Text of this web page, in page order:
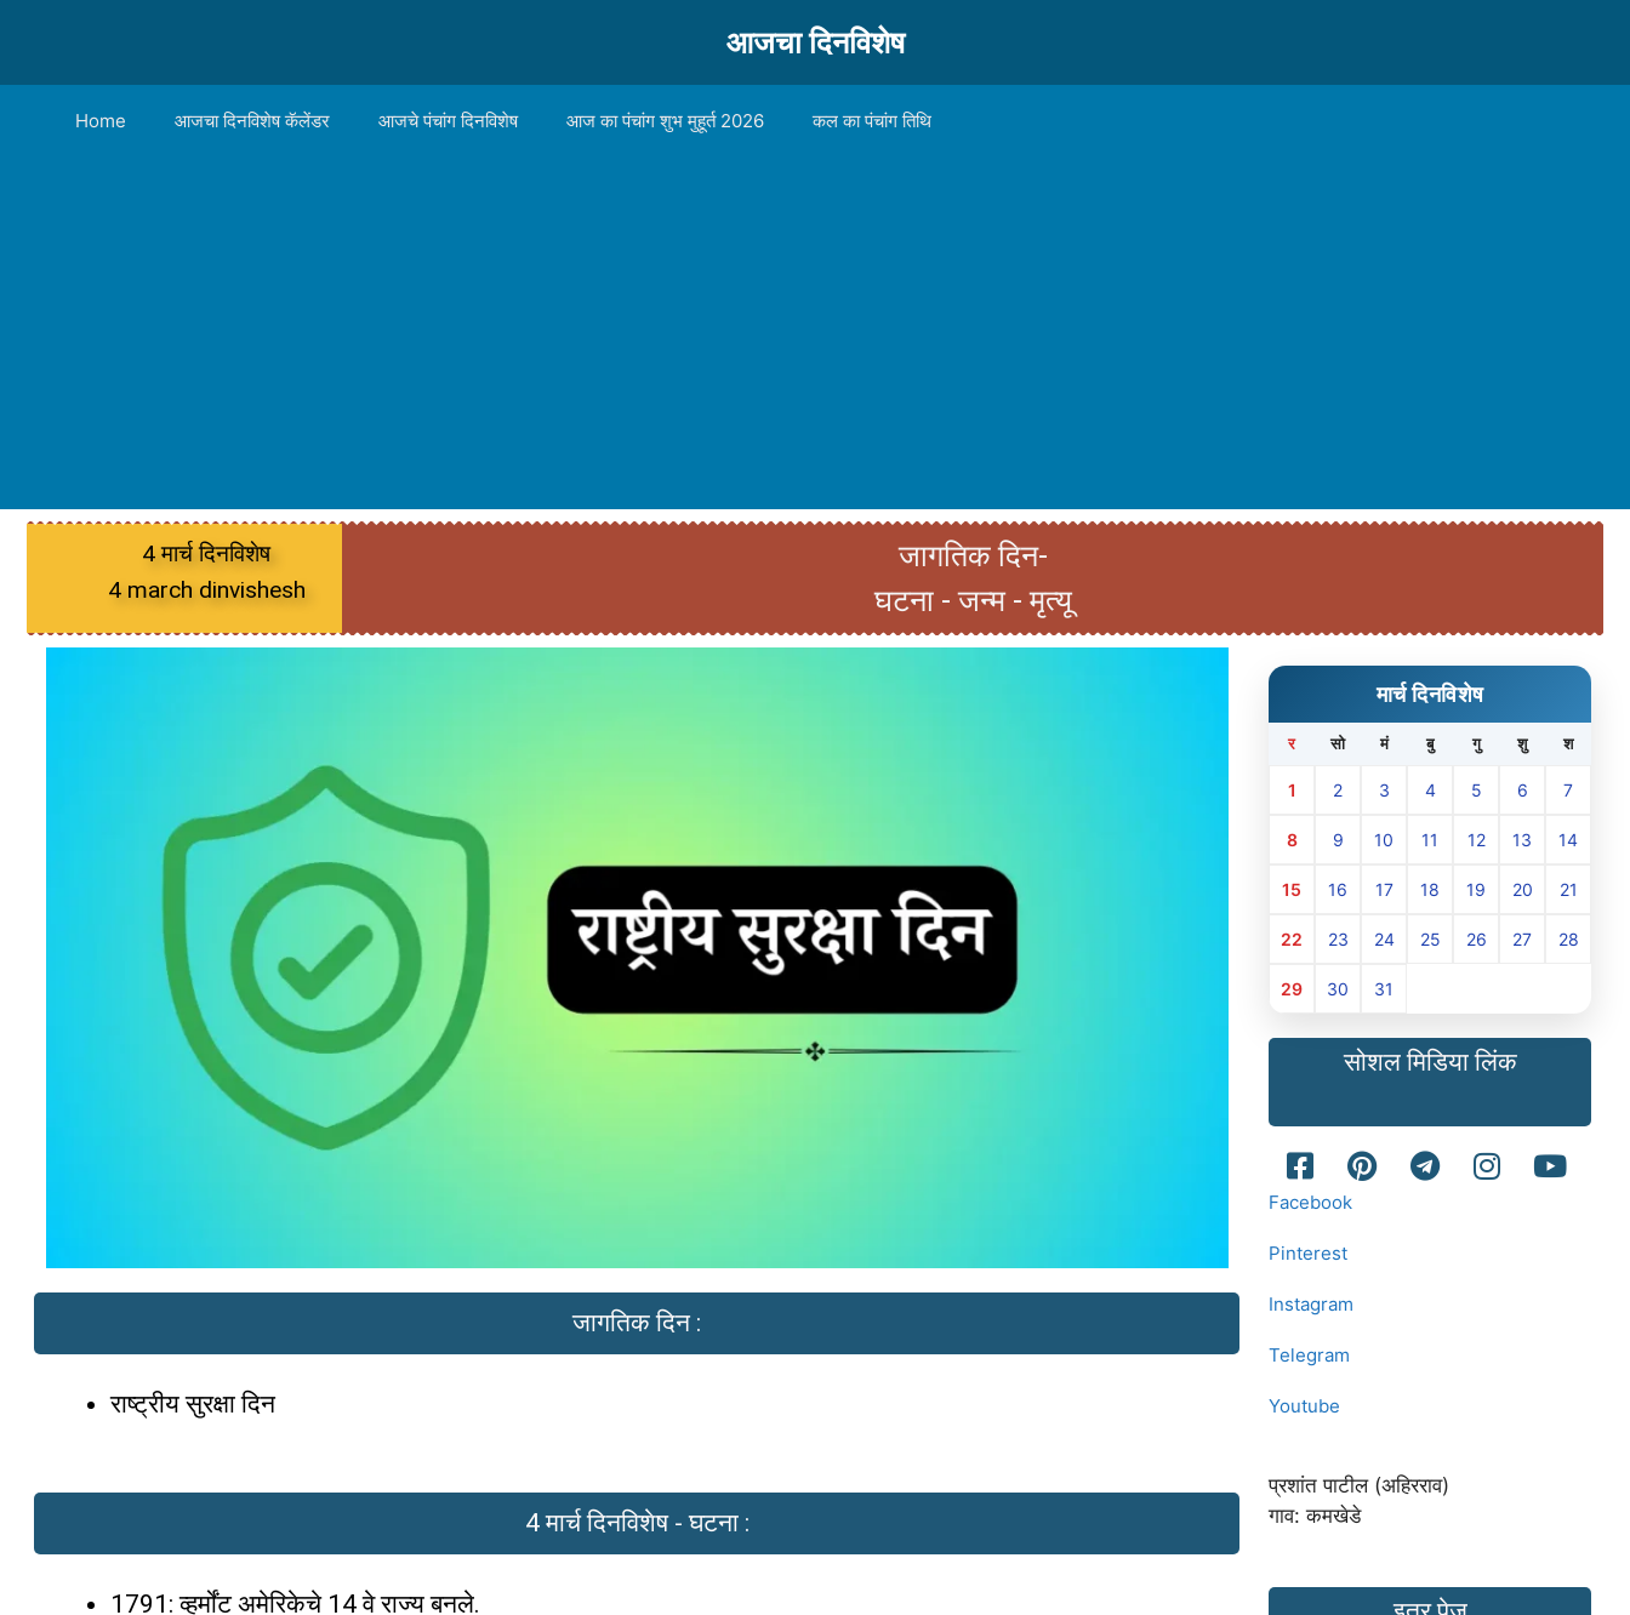
आजचा दिनविशेष
Home आजचा दिनविशेष कॅलेंडर आजचे पंचांग दिनविशेष आज का पंचांग शुभ मुहूर्त 2026 कल का पंचांग तिथि
4 मार्च दिनविशेष
4 march dinvishesh
जागतिक दिन-
घटना - जन्म - मृत्यू
जागतिक दिन :
राष्ट्रीय सुरक्षा दिन
4 मार्च दिनविशेष - घटना :
1791: व्हर्मोंट अमेरिकेचे 14 वे राज्य बनले.
मार्च दिनविशेष
र सो मं बु गु शु श
1 2 3 4 5 6 7
8 9 10 11 12 13 14
15 16 17 18 19 20 21
22 23 24 25 26 27 28
29 30 31
सोशल मिडिया लिंक
Facebook
Pinterest
Instagram
Telegram
Youtube
प्रशांत पाटील (अहिरराव)
गाव: कमखेडे